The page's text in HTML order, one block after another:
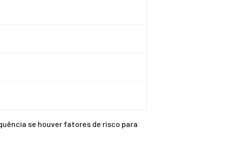
se houver fatores de risco para